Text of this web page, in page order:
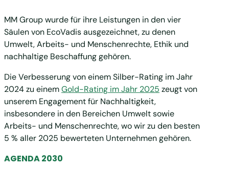
MM Group wurde für ihre Leistungen in den vier
Säulen von EcoVadis ausgezeichnet, zu denen
Umwelt, Arbeits- und Menschenrechte, Ethik und
nachhaltige Beschaffung gehören.
Die Verbesserung von einem Silber-Rating im Jahr
2024 zu einemGold-Rating im Jahr 2025 zeugt von
unserem Engagement für Nachhaltigkeit,
insbesondere in den Bereichen Umwelt sowie
Arbeits- und Menschenrechte, wo wir zu den besten
5 % aller 2025 bewerteten Unternehmen gehören.
AGENDA 2030